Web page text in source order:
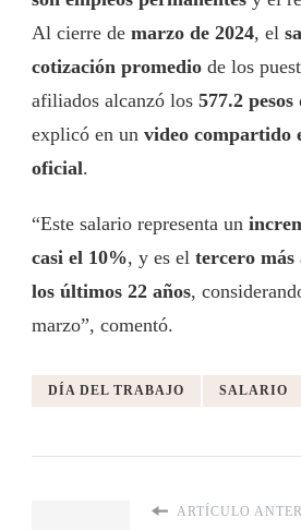
Al cierre de marzo de 2024, el
cotización promedio de los
afiliados alcanzó los 577.2
explicó en un video compartido
oficial.
“Este salario representa un
casi el 10%, y es el tercero
los últimos 22 años,
marzo”, comentó.
DÍA DEL TRABAJO SALARIO
ARTÍCULO